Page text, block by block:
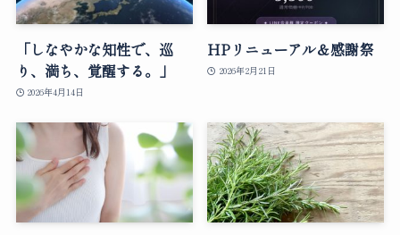
「しなやかな知性で、巡
り、満ち、覚醒する。」
2026年4月14日
HPリニューアル＆感謝祭
2026年2月21日